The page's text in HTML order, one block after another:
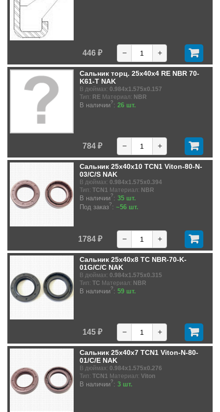
446 ₽ − +
Сальник торц. 25x40x4 RE NBR 70-
K61-T NAK
В дюймах: 0.984x1.575x0.157
Тип: RE Материал: NBR
В наличии?: 26 шт.
784 ₽ − +
Сальник 25x40x10 TCN1 Viton-80-N-
03/C/S NAK
В дюймах: 0.984x1.575x0.394
Тип: TCN1 Материал: NBR
В наличии?: 35 шт.
Под заказ?: ~56 шт.
1784 ₽ − +
Сальник 25x40x8 TC NBR-70-K-
01G/C/C NAK
В дюймах: 0.984x1.575x0.315
Тип: TC Материал: NBR
В наличии?: 59 шт.
145 ₽ − +
Сальник 25x40x7 TCN1 Viton-N-80-
01/C/E NAK
В дюймах: 0.984x1.575x0.276
Тип: TCN1 Материал: Viton
В наличии?: 3 шт.